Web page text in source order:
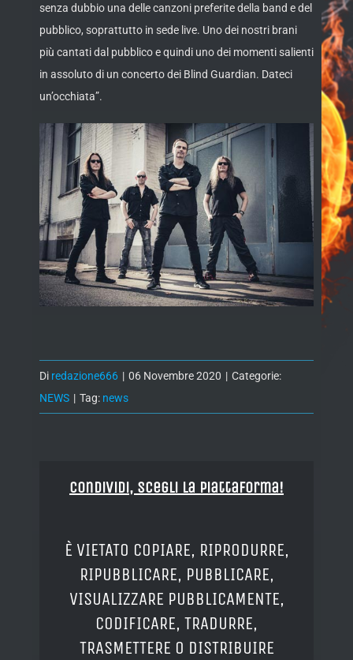
senza dubbio una delle canzoni preferite della band e del
pubblico, soprattutto in sede live. Uno dei nostri brani
più cantati dal pubblico e quindi uno dei momenti salienti
in assoluto di un concerto dei Blind Guardian. Dateci
un’occhiata”.
Di redazione666 | 06 Novembre 2020 | Categorie:
NEWS | Tag: news
Condividi, Scegli la piattaforma!
È VIETATO COPIARE, RIPRODURRE,
RIPUBBLICARE, PUBBLICARE,
VISUALIZZARE PUBBLICAMENTE,
CODIFICARE, TRADURRE,
TRASMETTERE O DISTRIBUIRE